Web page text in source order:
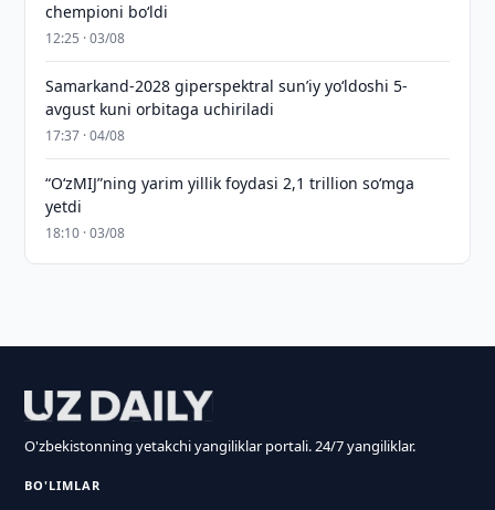
chempioni bo‘ldi
12:25 · 03/08
Samarkand-2028 giperspektral sun’iy yo‘ldoshi 5-
avgust kuni orbitaga uchiriladi
17:37 · 04/08
“O‘zMIJ”ning yarim yillik foydasi 2,1 trillion so‘mga
yetdi
18:10 · 03/08
O'zbekistonning yetakchi yangiliklar portali. 24/7 yangiliklar.
BO'LIMLAR